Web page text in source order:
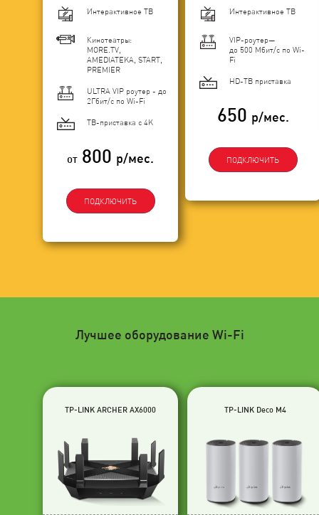
Интерактивное ТВ
Кинотеатры:
MORE.TV,
AMEDIATEKA, START,
PREMIER
ULTRA VIP роутер - до
2Гбит/c по Wi-Fi
ТВ-приставка с 4K
от 800 р/мес.
ПОДКЛЮЧИТЬ
Интерактивное ТВ
VIP-роутер—
до 500 Мбит/с по Wi-
Fi
HD-ТВ приставка
650 р/мес.
ПОДКЛЮЧИТЬ
Лучшее оборудование Wi-Fi
TP-LINK ARCHER AX6000 TP-LINK Deco M4